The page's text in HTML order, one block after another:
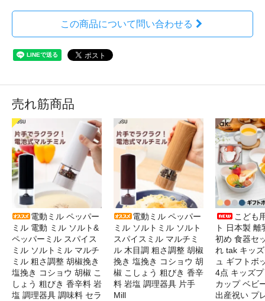
この商品について問い合わせる
売れ筋商品
電動ミル ペッパー
ミル 電動 ミル ソルト&
ペッパーミル スパイス
ミル ソルトミル マルチ
ミル 粗さ調整 胡椒挽き
塩挽き コショウ 胡椒 こ
しょう 粗びき 香辛料 岩
塩 調理器具 調味料 セラ
電動ミル ペッパー
ミル ソルトミル ソルト
スパイスミル マルチミ
ル 木目調 粗さ調整 胡椒
挽き 塩挽き コショウ 胡
椒 こしょう 粗びき 香辛
料 岩塩 調理器具 片手
Mill
こども
ト 日本製
初め 食器セ
れ tak キッ
ュ ギフトボ
4点 キッズ
カップ ベビ
出産祝い プ